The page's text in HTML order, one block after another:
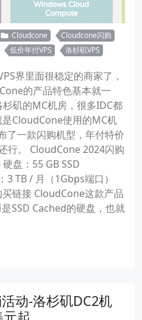
Cloudcone
Cloudcone闪购
低价年付VPS 洛杉矶VPS
界里面很稳定的商家了，
的产品特色基本就一
矶的MC机房，很多IDC都
CloudCone使用的MC机
了一款闪购机型，年付特价
行。 CloudCone 2024闪购
盘：55 GB SSD
3 TB / 月（1Gbps端口）
链接 CloudCone这款产品
SSD Cached的硬盘，也就
动-洛杉矶DC2机